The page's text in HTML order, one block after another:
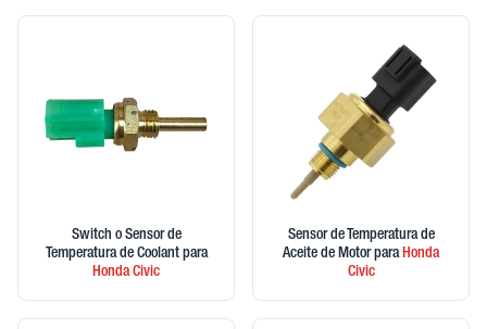
Switch o Sensor de
Temperatura de Coolant para
HondaCivic
Sensor de Temperatura de
Aceite de Motor paraHonda
Civic